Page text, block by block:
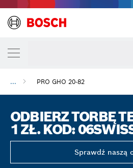
... PRO GHO 20-82
ODBIERZ TORBĘ
1 ZŁ. KOD:
Sprawdź naszą